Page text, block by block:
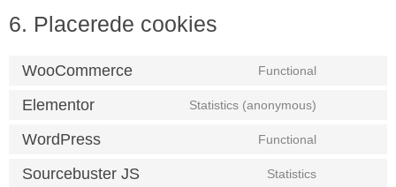
6. Placerede cookies
WooCommerce Functional
Elementor Statistics (anonymous)
WordPress Functional
Sourcebuster JS Statistics